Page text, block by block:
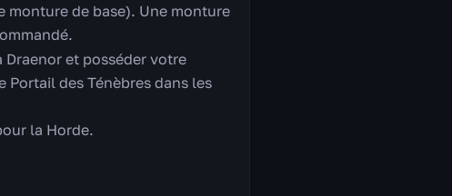
monture de base). Une monture
et posséder votre
Portail des Ténèbres dans les
la Horde.